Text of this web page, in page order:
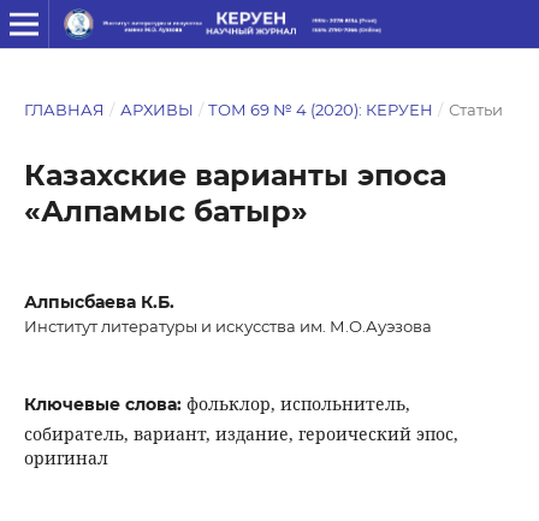
ГЛАВНАЯ / АРХИВЫ / ТОМ 69 № 4 (2020): КЕРУЕН / Статьи
Казахские варианты эпоса
«Алпамыс батыр»
Алпысбаева К.Б.
Институт литературы и искусства им. М.О.Ауэзова
Ключевые слова: фольклор, испольнитель,
собиратель, вариант, издание, героический эпос,
оригинал